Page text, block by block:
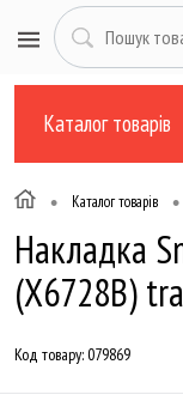
Каталог товарів
• Каталог товарів •
Накладка
(X6728B)
Код товару:079869